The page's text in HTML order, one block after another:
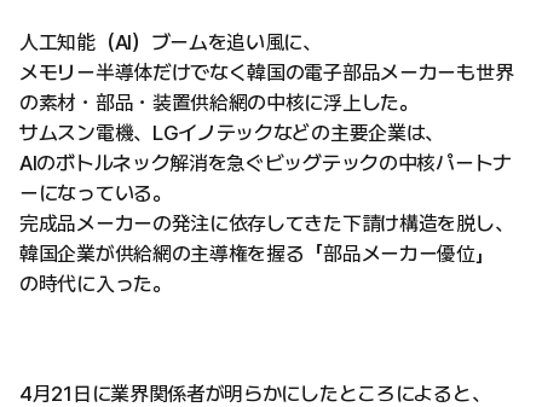
人工知能（AI）ブームを追い風に、
メモリー半導体だけでなく韓国の電子部品メーカーも世界
の素材・部品・装置供給網の中核に浮上した。
サムスン電機、LGイノテックなどの主要企業は、
AIのボトルネック解消を急ぐビッグテックの中核パートナ
ーになっている。
完成品メーカーの発注に依存してきた下請け構造を脱し、
韓国企業が供給網の主導権を握る「部品メーカー優位」
の時代に入った。
4月21日に業界関係者が明らかにしたところによると、